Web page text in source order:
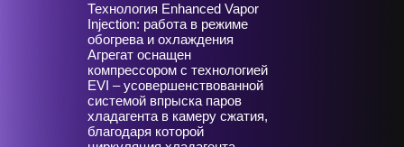
Технология Enhanced Vapor
Injection: работа в режиме
обогрева и охлаждения
Агрегат оснащен
компрессором с технологией
EVI – усовершенствованной
системой впрыска паров
хладагента в камеру сжатия,
благодаря которой